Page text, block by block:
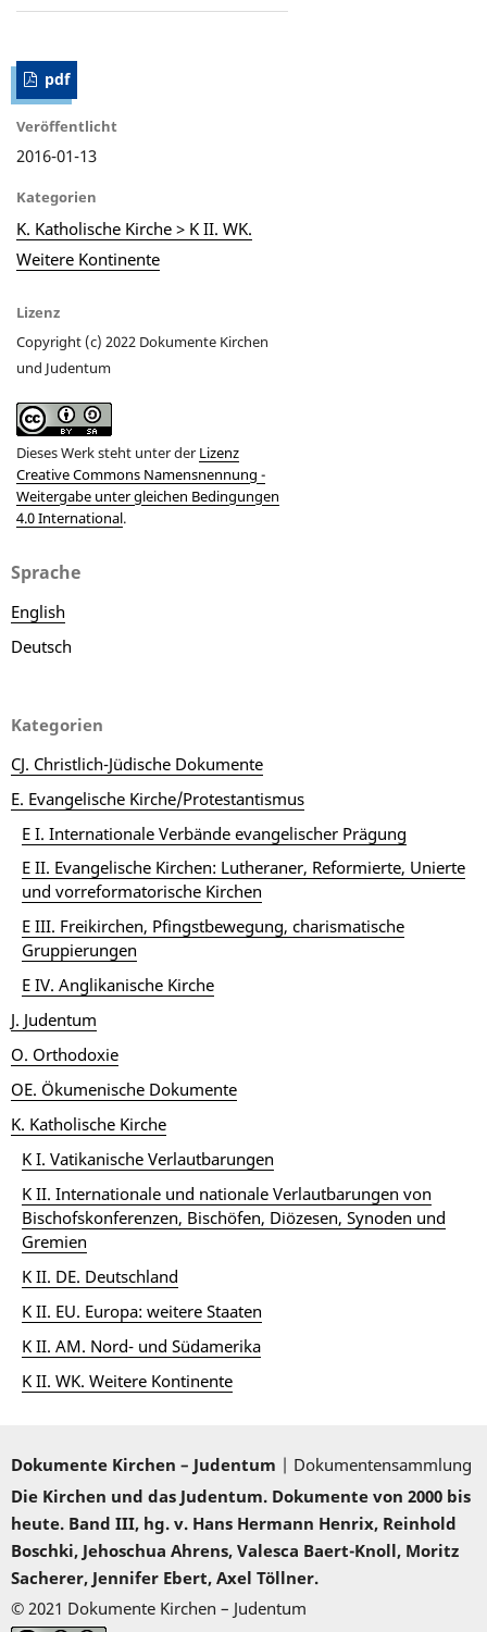
pdf
Veröffentlicht
2016-01-13
Kategorien
K. Katholische Kirche > K II. WK.
Weitere Kontinente
Lizenz
Copyright (c) 2022 Dokumente Kirchen
und Judentum
Dieses Werk steht unter der Lizenz
Creative Commons Namensnennung -
Weitergabe unter gleichen Bedingungen
4.0 International.
Sprache
English
Deutsch
Kategorien
CJ. Christlich-Jüdische Dokumente
E. Evangelische Kirche/Protestantismus
E I. Internationale Verbände evangelischer Prägung
E II. Evangelische Kirchen: Lutheraner, Reformierte, Unierte
und vorreformatorische Kirchen
E III. Freikirchen, Pfingstbewegung, charismatische
Gruppierungen
E IV. Anglikanische Kirche
J. Judentum
O. Orthodoxie
OE. Ökumenische Dokumente
K. Katholische Kirche
K I. Vatikanische Verlautbarungen
K II. Internationale und nationale Verlautbarungen von
Bischofskonferenzen, Bischöfen, Diözesen, Synoden und
Gremien
K II. DE. Deutschland
K II. EU. Europa: weitere Staaten
K II. AM. Nord- und Südamerika
K II. WK. Weitere Kontinente
Dokumente Kirchen – Judentum | Dokumentensammlung
Die Kirchen und das Judentum. Dokumente von 2000 bis
heute. Band III, hg. v. Hans Hermann Henrix, Reinhold
Boschki, Jehoschua Ahrens, Valesca Baert-Knoll, Moritz
Sacherer, Jennifer Ebert, Axel Töllner.
© 2021 Dokumente Kirchen – Judentum